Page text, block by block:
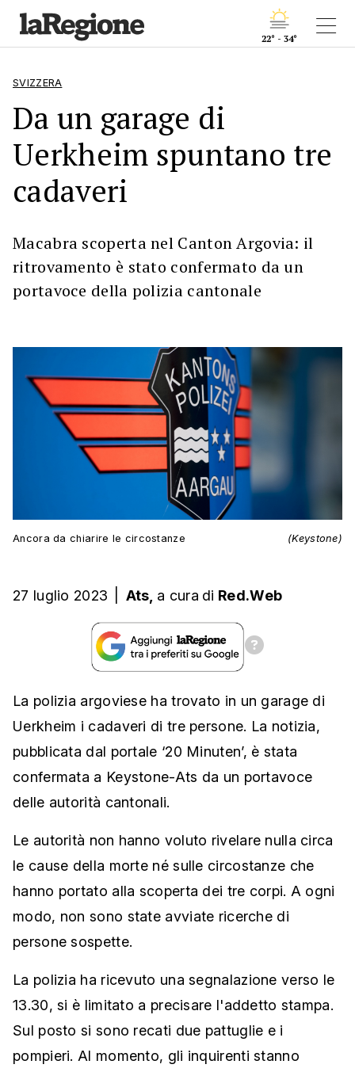
22° - 34°
SVIZZERA
Da un garage di
Uerkheim spuntano tre
cadaveri
Macabra scoperta nel Canton Argovia: il
ritrovamento è stato confermato da un
portavoce della polizia cantonale
Ancora da chiarire le circostanze (Keystone)
27 luglio 2023 Ats, a cura di Red.Web
La polizia argoviese ha trovato in un garage di
Uerkheim i cadaveri di tre persone. La notizia,
pubblicata dal portale ‘20 Minuten’, è stata
confermata a Keystone-Ats da un portavoce
delle autorità cantonali.
Le autorità non hanno voluto rivelare nulla circa
le cause della morte né sulle circostanze che
hanno portato alla scoperta dei tre corpi. A ogni
modo, non sono state avviate ricerche di
persone sospette.
La polizia ha ricevuto una segnalazione verso le
13.30, si è limitato a precisare l'addetto stampa.
Sul posto si sono recati due pattuglie e i
pompieri. Al momento, gli inquirenti stanno